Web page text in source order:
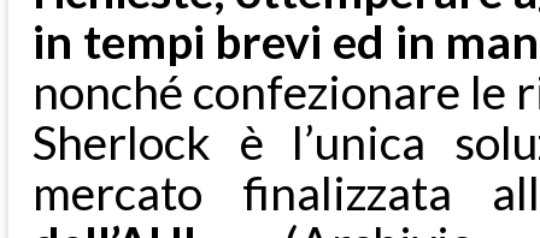
in tempi brevi ed in
nonché confezionare le
Sherlock è l’unica
mercato finalizzata